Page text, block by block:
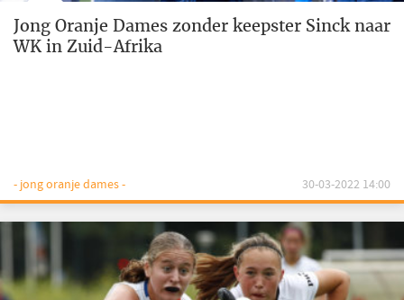
Jong Oranje Dames zonder keepster Sinck naar
WK in Zuid-Afrika
- jong oranje dames - 30-03-2022 14:00